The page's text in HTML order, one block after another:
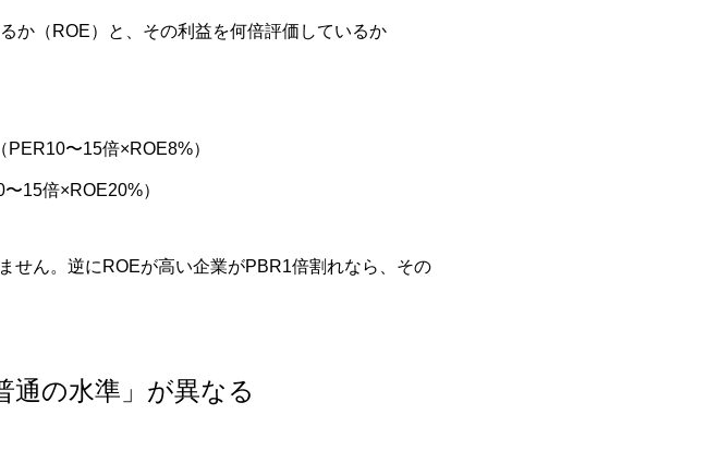
か（ROE）と、その利益を何倍評価しているか
〜15倍×ROE8%）
15倍×ROE20%）
せん。逆にROEが高い企業がPBR1倍割れなら、その
の水準」が異なる